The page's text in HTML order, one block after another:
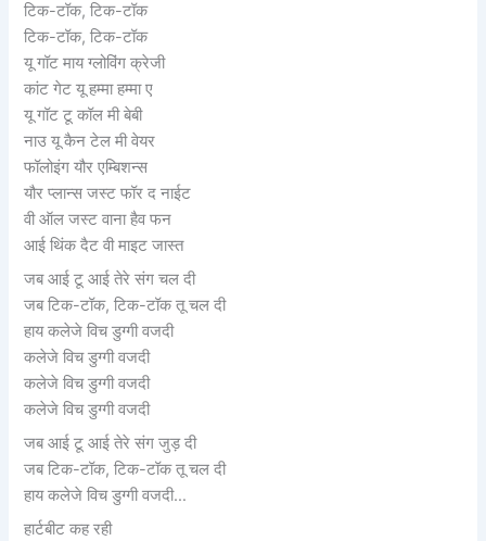
टिक-टॉक, टिक-टॉक
टिक-टॉक, टिक-टॉक
यू गॉट माय ग्लोविंग क्रेजी
कांट गेट यू हम्मा हम्मा ए
यू गॉट टू कॉल मी बेबी
नाउ यू कैन टेल मी वेयर
फॉलोइंग यौर एम्बिशन्स
यौर प्लान्स जस्ट फॉर द नाईट
वी ऑल जस्ट वाना हैव फन
आई थिंक दैट वी माइट जास्त
जब आई टू आई तेरे संग चल दी
जब टिक-टॉक, टिक-टॉक तू चल दी
हाय कलेजे विच डुग्गी वजदी
कलेजे विच डुग्गी वजदी
कलेजे विच डुग्गी वजदी
कलेजे विच डुग्गी वजदी
जब आई टू आई तेरे संग जुड़ दी
जब टिक-टॉक, टिक-टॉक तू चल दी
हाय कलेजे विच डुग्गी वजदी…
हार्टबीट कह रही